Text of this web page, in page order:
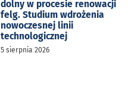
dolny w procesie renowacji
felg. Studium wdrożenia
nowoczesnej linii
technologicznej
5 sierpnia 2026